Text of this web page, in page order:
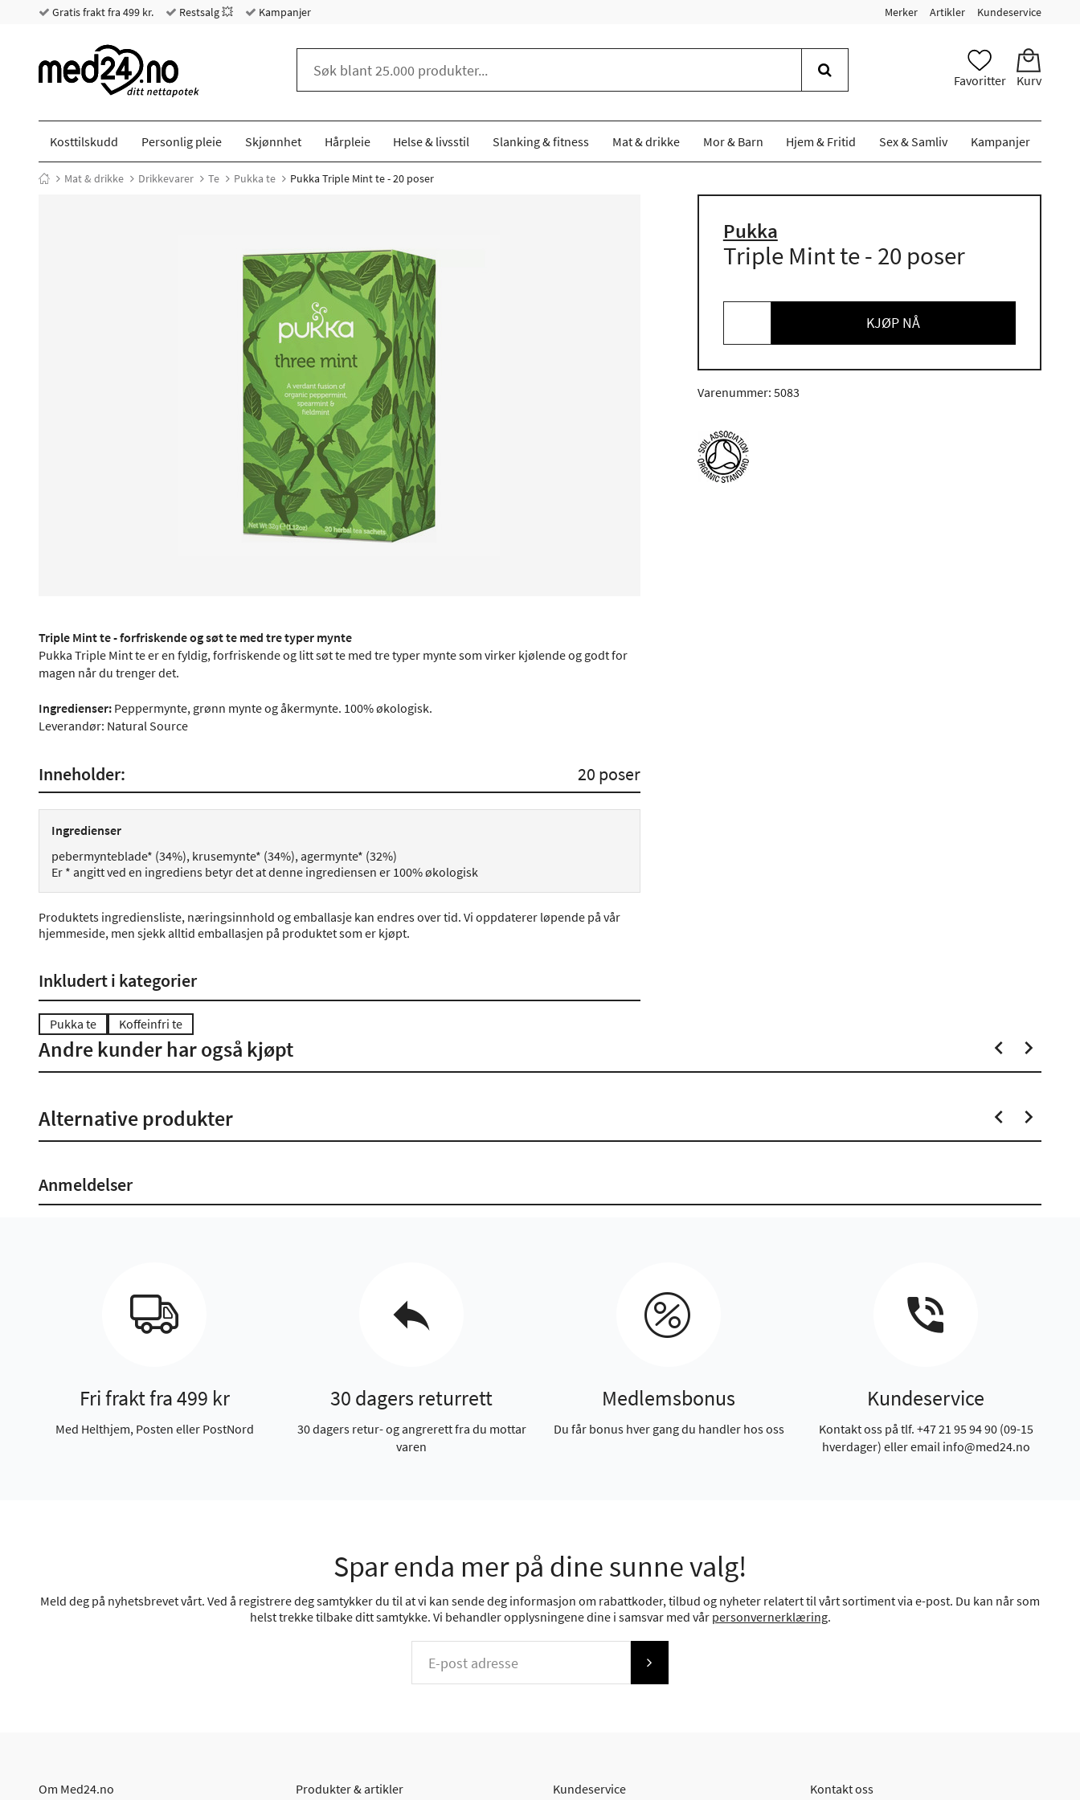
Gratis frakt fra 499 kr. Restsalg 💥 Kampanjer Merker Artikler Kundeservice
Favoritter Kurv
Kosttilskudd Personlig pleie Skjønnhet Hårpleie Helse & livsstil Slanking & fitness Mat & drikke Mor & Barn Hjem & Fritid Sex & Samliv Kampanjer
Mat & drikke Drikkevarer Te Pukka te Pukka Triple Mint te - 20 poser
Pukka
Triple Mint te - 20 poser
KJØP NÅ
Varenummer: 5083
Triple Mint te - forfriskende og søt te med tre typer mynte
Pukka Triple Mint te er en fyldig, forfriskende og litt søt te med tre typer mynte som virker kjølende og godt for
magen når du trenger det.
Ingredienser: Peppermynte, grønn mynte og åkermynte. 100% økologisk.
Leverandør: Natural Source
Inneholder: 20 poser
Ingredienser
pebermynteblade* (34%), krusemynte* (34%), agermynte* (32%)
Er * angitt ved en ingrediens betyr det at denne ingrediensen er 100% økologisk
Produktets ingrediensliste, næringsinnhold og emballasje kan endres over tid. Vi oppdaterer løpende på vår
hjemmeside, men sjekk alltid emballasjen på produktet som er kjøpt.
Inkludert i kategorier
Pukka te Koffeinfri te
Andre kunder har også kjøpt
Alternative produkter
Anmeldelser
Fri frakt fra 499 kr
Med Helthjem, Posten eller PostNord
30 dagers returrett
30 dagers retur- og angrerett fra du mottar
varen
Medlemsbonus
Du får bonus hver gang du handler hos oss
Kundeservice
Kontakt oss på tlf. +47 21 95 94 90 (09-15
hverdager) eller email info@med24.no
Spar enda mer på dine sunne valg!
Meld deg på nyhetsbrevet vårt. Ved å registrere deg samtykker du til at vi kan sende deg informasjon om rabattkoder, tilbud og nyheter relatert til vårt sortiment via e-post. Du kan når som
helst trekke tilbake ditt samtykke. Vi behandler opplysningene dine i samsvar med vår personvernerklæring.
Om Med24.no
Produkter & artikler
Kundeservice
Kontakt oss